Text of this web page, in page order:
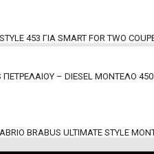
453 ΓΙΑ SMART FOR TWO
ΠΕΤΡΕΛΑΙΟΥ – DIESEL ΜΟΝΤΕΛΟ 450
BRABUS ULTIMATE STYLE